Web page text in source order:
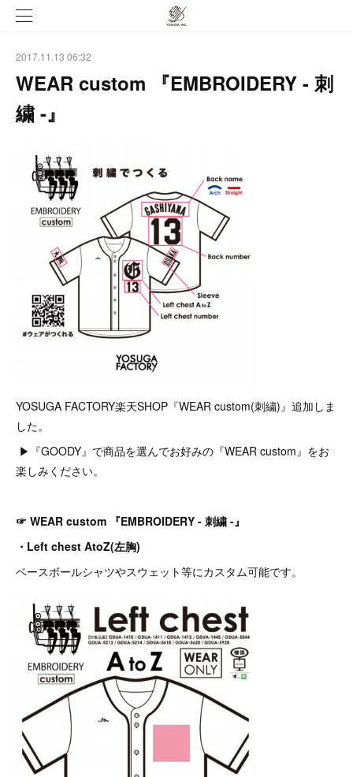
2017.11.13 06:32
WEAR custom 『EMBROIDERY - 刺
繍 -』
YOSUGA FACTORY楽天SHOP『WEAR custom(刺繍)』追加しま
した。
▶︎『GOODY』で商品を選んでお好みの『WEAR custom』をお
楽しみください。
☞ WEAR custom 『EMBROIDERY - 刺繍 -』
・Left chest AtoZ(左胸)
ベースボールシャツやスウェット等にカスタム可能です。